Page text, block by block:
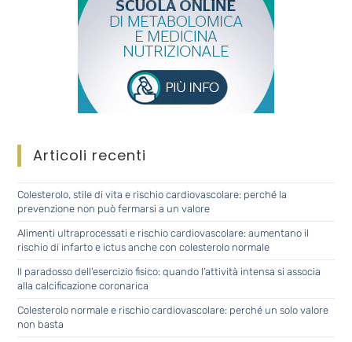
Articoli recenti
Colesterolo, stile di vita e rischio cardiovascolare: perché la
prevenzione non può fermarsi a un valore
Alimenti ultraprocessati e rischio cardiovascolare: aumentano il
rischio di infarto e ictus anche con colesterolo normale
Il paradosso dell’esercizio fisico: quando l’attività intensa si associa
alla calcificazione coronarica
Colesterolo normale e rischio cardiovascolare: perché un solo valore
non basta